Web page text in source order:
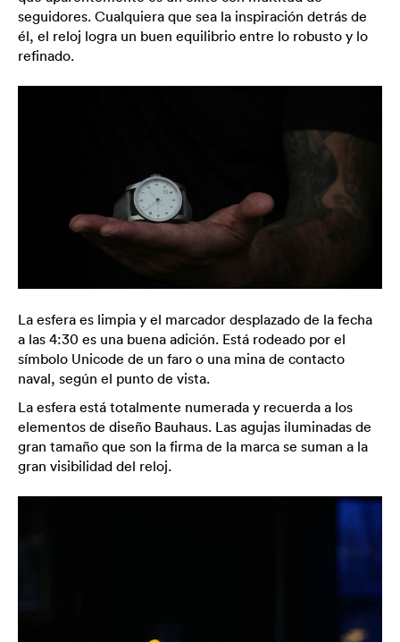
seguidores. Cualquiera que sea la inspiración detrás de
él, el reloj logra un buen equilibrio entre lo robusto y lo
refinado.
La esfera es limpia y el marcador desplazado de la fecha
a las 4:30 es una buena adición. Está rodeado por el
símbolo Unicode de un faro o una mina de contacto
naval, según el punto de vista.
La esfera está totalmente numerada y recuerda a los
elementos de diseño Bauhaus. Las agujas iluminadas de
gran tamaño que son la firma de la marca se suman a la
gran visibilidad del reloj.